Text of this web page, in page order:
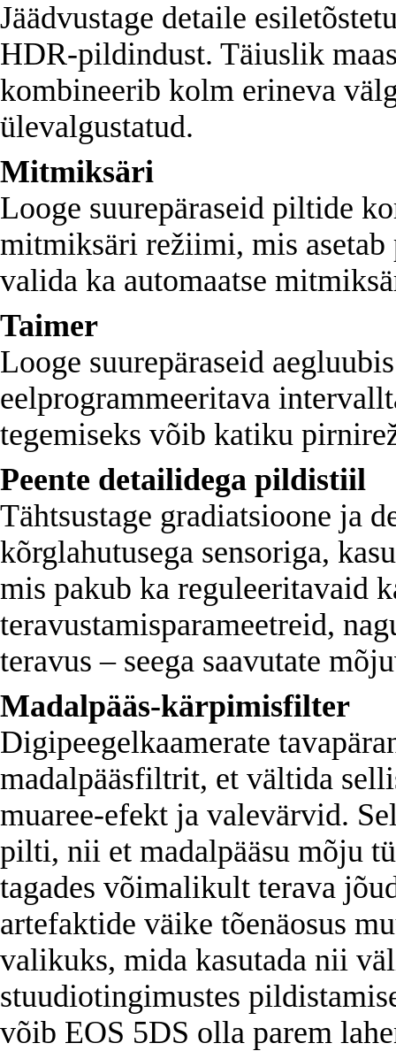
Jäädvustage detaile
HDR-pildindust. Täiuslik
kombineerib kolm erineva
ülevalgustatud.
Mitmiksäri
Looge suurepäraseid piltide
mitmiksäri režiimi, mis asetab
valida ka automaatse
Taimer
Looge suurepäraseid
eelprogrammeeritava
tegemiseks võib katiku
Peente detailidega pildistiil
Tähtsustage gradiatsioone ja
kõrglahutusega sensoriga,
mis pakub ka reguleeritavaid
teravustamisparameetreid,
teravus – seega saavutate
Madalpääs-kärpimisfilter
Digipeegelkaamerate
madalpääsfiltrit, et vältida
muaree-efekt ja valevärvid.
pilti, nii et madalpääsu mõju
tagades võimalikult terava
artefaktide väike tõenäosus
valikuks, mida kasutada nii
stuudiotingimustes
võib EOS 5DS olla parem